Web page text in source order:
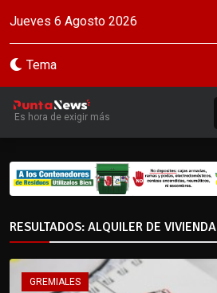
Jueves 6 Agosto 2026
Tema
Es hora de exigir más
RESULTADOS: ALQUILER DE VIVIENDA
GREMIALES